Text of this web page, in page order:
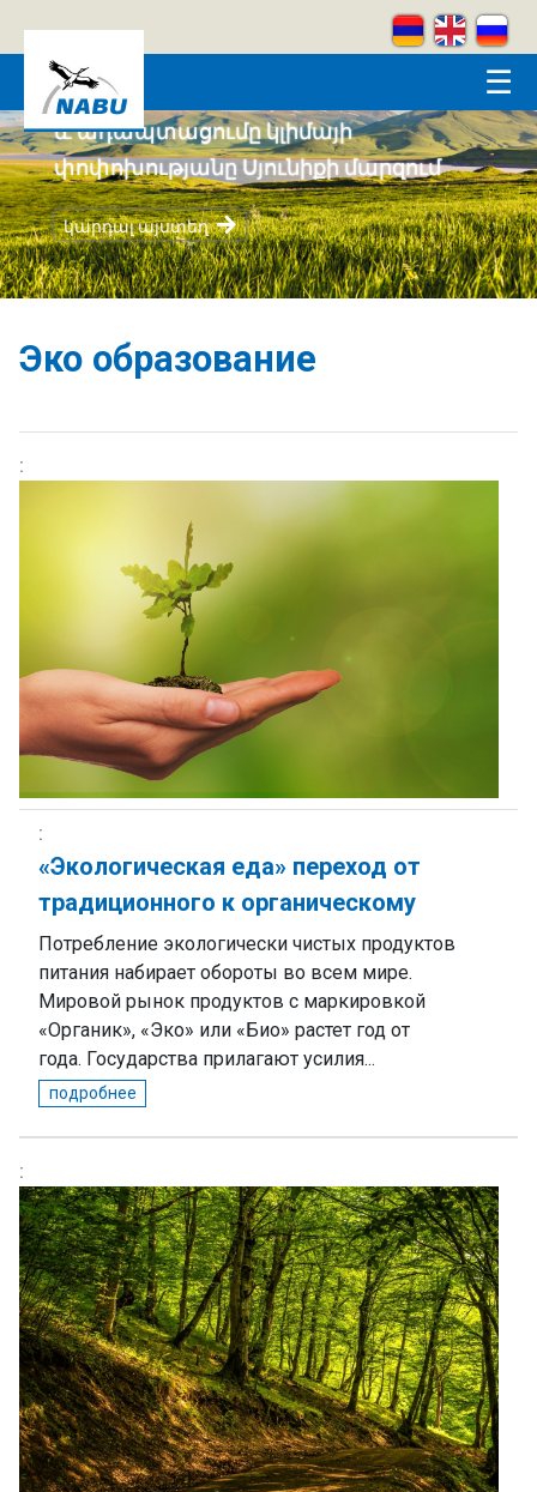
☰
Կրեատիվ լեռներ
կարդալ այստեղ
Эко образование
«Экологическая еда» переход от
традиционного к органическому
Потребление экологически чистых продуктов
питания набирает обороты во всем мире.
Мировой рынок продуктов с маркировкой
«Органик», «Эко» или «Био» растет год от
года. Государства прилагают усилия...
подробнее